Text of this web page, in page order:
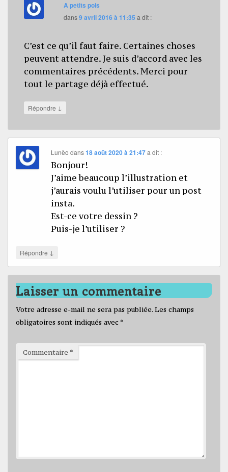
A petits pois
dans9 avril 2016 à 11:35 a dit :
C’est ce qu’il faut faire. Certaines choses
peuvent attendre. Je suis d’accord avec les
commentaires précédents. Merci pour
tout le partage déjà effectué.
Répondre ↓
Lunëo dans18 août 2020 à 21:47 a dit :
Bonjour!
J’aime beaucoup l’illustration et
j’aurais voulu l’utiliser pour un post
insta.
Est-ce votre dessin ?
Puis-je l’utiliser ?
Répondre ↓
Laisser un commentaire
Votre adresse e-mail ne sera pas publiée. Les champs
obligatoires sont indiqués avec *
Commentaire *